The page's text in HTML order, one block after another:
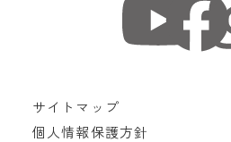
サイトマップ
個人情報保護方針